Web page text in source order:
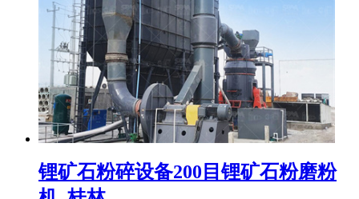
锂矿石粉碎设备200目锂矿石粉磨粉